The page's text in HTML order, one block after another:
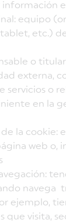
equipo
etc.)
o
externa,
servicios o
en la
de la cookie:
web o,
navega
ejemplo,
que visita,